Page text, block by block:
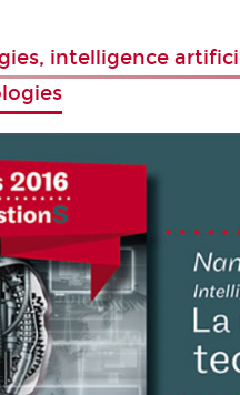
intelligence